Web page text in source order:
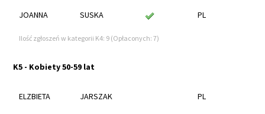
JOANNA SUSKA PL
Ilość zgłoszeń w kategorii K4: 9 (Opłaconych: 7)
K5 - Kobiety 50-59 lat
ELZBIETA JARSZAK PL